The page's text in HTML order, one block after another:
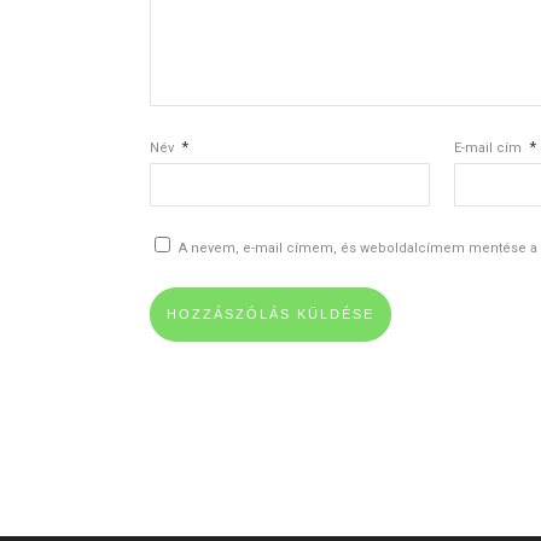
Név * E-mail cím *
A nevem, e-mail címem, és weboldalcímem mentése